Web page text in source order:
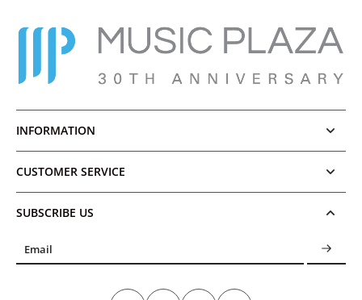
INFORMATION
CUSTOMER SERVICE
SUBSCRIBE US
Email